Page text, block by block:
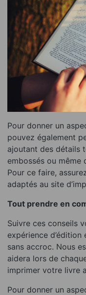
Pour donner un
pouvez également
ajoutant des détails
embossés ou
Pour ce faire,
adaptés au site
Tout prendre en
Suivre ces conseils
expérience
sans accroc. Nous
aidera lors de
imprimer votre livre
Pour donner un